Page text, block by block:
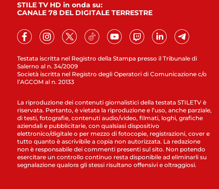
Testata iscritta nel Registro della Stampa presso il Tribunale di
Salerno al n. 34/2009
Società iscritta nel Registro degli Operatori di Comunicazione c/o
l’AGCOM al n. 20133
STILE TV HD in onda su:
CANALE 78 DEL DIGITALE TERRESTRE
La riproduzione dei contenuti giornalistici della testata STILETV è
riservata. Pertanto, è vietata la riproduzione e l’uso, anche parziale,
di testi, fotografie, contenuti audio/video, filmati, loghi, grafiche
aziendali e pubblicitarie, con qualsiasi dispositivo
elettronico/digitale o per mezzo di fotocopie, registrazioni, cover e
tutto quanto è ascrivibile a copia non autorizzata. La redazione
non è responsabile dei commenti presenti sul sito. Non potendo
esercitare un controllo continuo resta disponibile ad eliminarli su
segnalazione qualora gli stessi risultano offensivi e oltraggiosi.